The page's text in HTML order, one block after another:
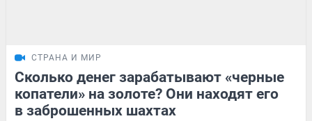
СТРАНА И МИР
Сколько денег зарабатывают «черные
копатели» на золоте? Они находят его
в заброшенных шахтах